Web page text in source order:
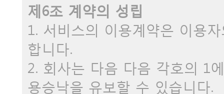
제6조 계약의 성립
1. 서비스의 이용계약은 이용
합니다.
2. 회사는 다음 다음 각호의 1
용승낙을 유보할 수 있습니다.